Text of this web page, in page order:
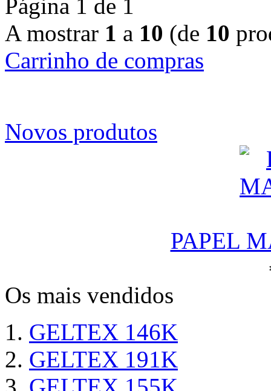
Página 1 de 1
A mostrar 1 a 10 (de 10
Carrinho de compras
Novos produtos
PAPEL
Os mais vendidos
GELTEX 146K
GELTEX 191K